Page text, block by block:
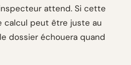
attend. Si cette
calcul peut être juste au
dossier échouera quand